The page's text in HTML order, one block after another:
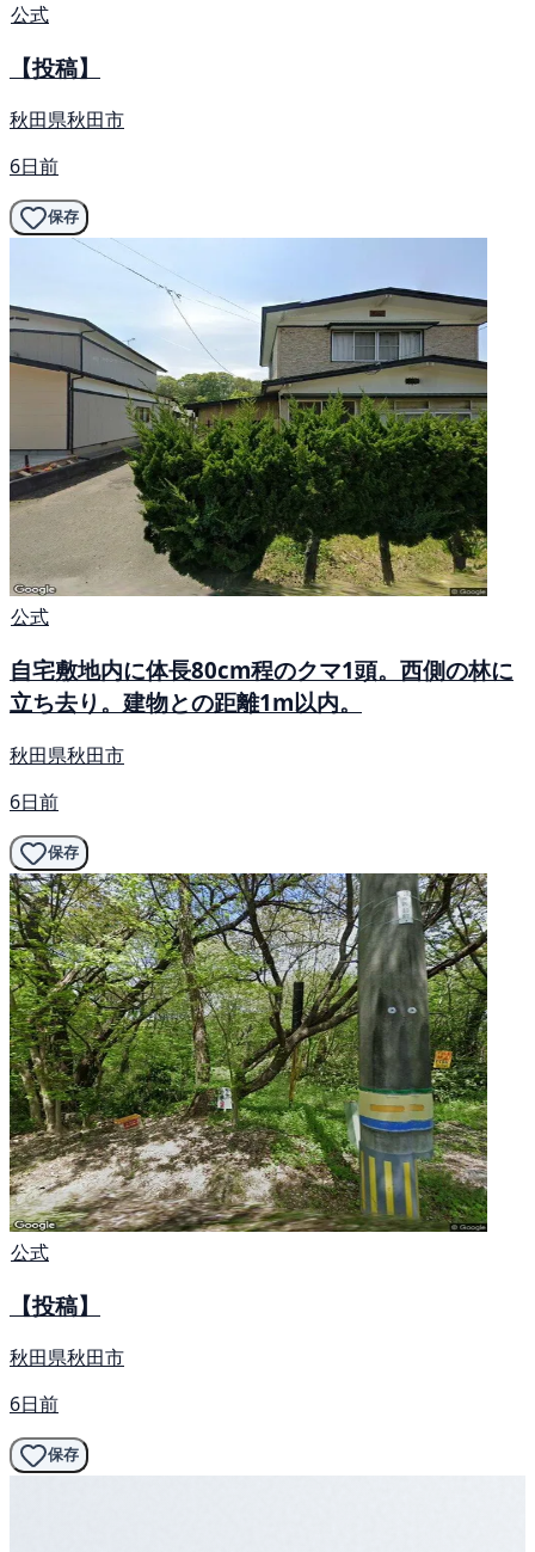
公式
【投稿】
秋田県秋田市
6日前
保存
公式
自宅敷地内に体長80cm程のクマ1頭。西側の林に
立ち去り。建物との距離1m以内。
秋田県秋田市
6日前
保存
公式
【投稿】
秋田県秋田市
6日前
保存